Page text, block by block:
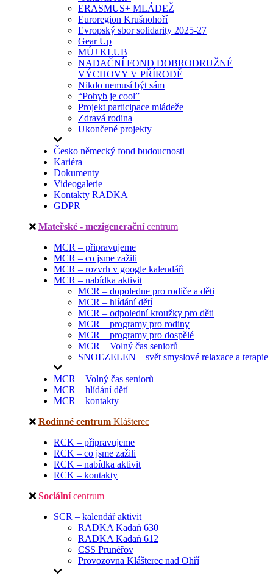
ERASMUS+ MLÁDEŽ
Euroregion Krušnohoří
Evropský sbor solidarity 2025-27
Gear Up
MŮJ KLUB
NADAČNÍ FOND DOBRODRUŽNÉ
VÝCHOVY V PŘÍRODĚ
Nikdo nemusí být sám
“Pohyb je cool”
Projekt participace mládeže
Zdravá rodina
Ukončené projekty
Česko německý fond budoucnosti
Kariéra
Dokumenty
Videogalerie
Kontakty RADKA
GDPR
Mateřské - mezigenerační centrum
MCR – připravujeme
MCR – co jsme zažili
MCR – rozvrh v google kalendáři
MCR – nabídka aktivit
MCR – dopoledne pro rodiče a děti
MCR – hlídání dětí
MCR – odpolední kroužky pro děti
MCR – programy pro rodiny
MCR – programy pro dospělé
MCR – Volný čas seniorů
SNOEZELEN – svět smyslové relaxace a terapie
MCR – Volný čas seniorů
MCR – hlídání dětí
MCR – kontakty
Rodinné centrum Klášterec
RCK – připravujeme
RCK – co jsme zažili
RCK – nabídka aktivit
RCK – kontakty
Sociální centrum
SCR – kalendář aktivit
RADKA Kadaň 630
RADKA Kadaň 612
CSS Prunéřov
Provozovna Klášterec nad Ohří